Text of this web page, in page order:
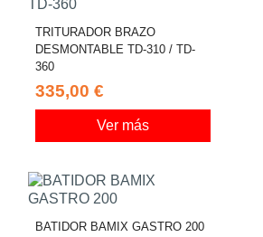
TRITURADOR BRAZO
DESMONTABLE TD-310 / TD-
360
335,00 €
Ver más
BATIDOR BAMIX GASTRO 200